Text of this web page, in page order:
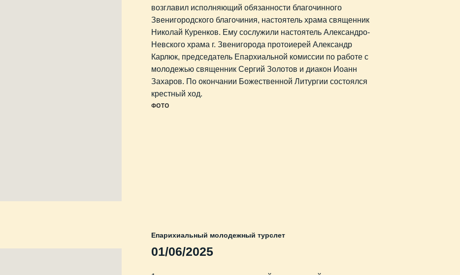
возглавил исполняющий обязанности благочинного
Звенигородского благочиния, настоятель храма священник
Николай Куренков. Ему сослужили настоятель Александро-
Невского храма г. Звенигорода протоиерей Александр
Карлюк, председатель Епархиальной комиссии по работе с
молодежью священник Сергий Золотов и диакон Иоанн
Захаров. По окончании Божественной Литургии состоялся
крестный ход.
ФОТО
Епарихиальный молодежный турслет
01/06/2025